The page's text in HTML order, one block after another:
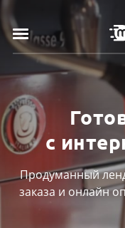
с
Продуманный
заказа и онлайн